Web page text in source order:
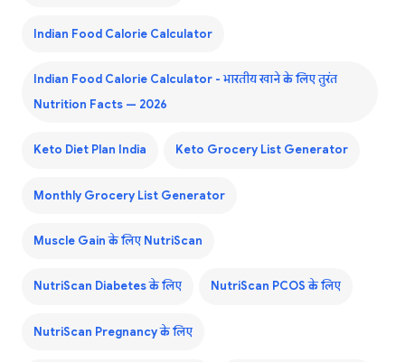
Indian Food Calorie Calculator
Indian Food Calorie Calculator - भारतीय खाने के लिए तुरंत
Nutrition Facts — 2026
Keto Diet Plan India Keto Grocery List Generator
Monthly Grocery List Generator
Muscle Gain के लिए NutriScan
NutriScan Diabetes के लिए NutriScan PCOS के लिए
NutriScan Pregnancy के लिए